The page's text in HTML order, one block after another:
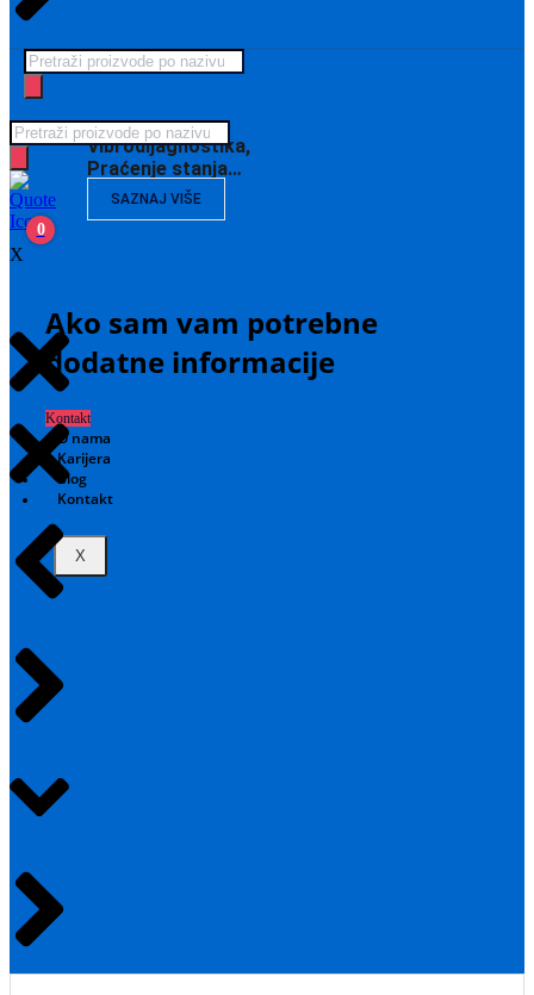
Vibrodijagnostika,
Praćenje stanja…
SAZNAJ VIŠE
Ako sam vam potrebne
dodatne informacije
Kontakt
O nama
Karijera
Blog
Kontakt
X
Products
search
Products
search
0
X